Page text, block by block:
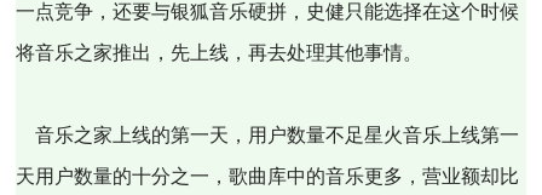
一点竞争，还要与银狐音乐硬拼，史健只能选择在这个时候
将音乐之家推出，先上线，再去处理其他事情。
音乐之家上线的第一天，用户数量不足星火音乐上线第一
天用户数量的十分之一，歌曲库中的音乐更多，营业额却比